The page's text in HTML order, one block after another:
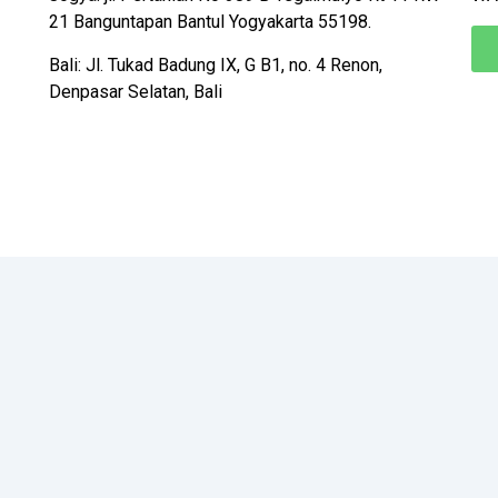
21 Banguntapan Bantul Yogyakarta 55198.
Bali: Jl. Tukad Badung IX, G B1, no. 4 Renon,
Denpasar Selatan, Bali